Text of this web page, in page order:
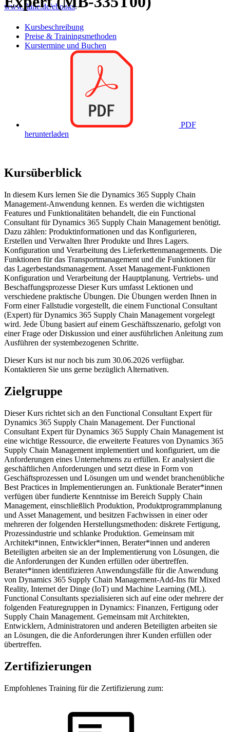
www.flane.de/ebooks.
Kursbeschreibung
Preise & Trainingsmethoden
Kurstermine und Buchen
PDF
herunterladen
Kursüberblick
In diesem Kurs lernen Sie die Dynamics 365 Supply Chain
Management-Anwendung kennen. Es werden die wichtigsten
Features und Funktionalitäten behandelt, die ein Functional
Consultant für Dynamics 365 Supply Chain Management benötigt.
Dazu zählen: Produktinformationen und das Konfigurieren,
Erstellen und Verwalten Ihrer Produkte und Ihres Lagers.
Konfiguration und Verarbeitung des Lieferkettenmanagements. Die
Funktionen für das Transportmanagement und die Funktionen für
das Lagerbestandsmanagement. Asset Management-Funktionen
Konfiguration und Verarbeitung der Hauptplanung. Vertriebs- und
Beschaffungsprozesse Dieser Kurs umfasst Lektionen und
verschiedene praktische Übungen. Die Übungen werden Ihnen in
Form einer Fallstudie vorgestellt, die einem Functional Consultant
(Expert) für Dynamics 365 Supply Chain Management vorgelegt
wird. Jede Übung basiert auf einem Geschäftsszenario, gefolgt von
einer Frage oder Diskussion und einer ausführlichen Anleitung zum
Ausführen der systembezogenen Schritte.
Dieser Kurs ist nur noch bis zum 30.06.2026 verfügbar.
Kontaktieren Sie uns gerne bezüglich Alternativen.
Zielgruppe
Dieser Kurs richtet sich an den Functional Consultant Expert für
Dynamics 365 Supply Chain Management. Der Functional
Consultant Expert für Dynamics 365 Supply Chain Management ist
eine wichtige Ressource, die erweiterte Features von Dynamics 365
Supply Chain Management implementiert und konfiguriert, um die
Anforderungen eines Unternehmens zu erfüllen. Er analysiert die
geschäftlichen Anforderungen und setzt diese in Form von
Geschäftsprozessen und Lösungen um und wendet branchenübliche
Best Practices in Implementierungen an. Funktionale Berater*innen
verfügen über fundierte Kenntnisse im Bereich Supply Chain
Management, einschließlich Produktion, Produktprogrammplanung
und Asset Management, und besitzen Fachwissen in einer oder
mehreren der folgenden Herstellungsmethoden: diskrete Fertigung,
Prozessindustrie und schlanke Produktion. Gemeinsam mit
Architekt*innen, Entwickler*innen, Berater*innen und anderen
Beteiligten arbeiten sie an der Implementierung von Lösungen, die
die Anforderungen der Kunden erfüllen oder übertreffen.
Berater*innen identifizieren Anwendungsfälle für die Anwendung
von Dynamics 365 Supply Chain Management-Add-Ins für Mixed
Reality, Internet der Dinge (IoT) und Machine Learning (ML).
Functional Consultants spezialisieren sich auf eine oder mehrere der
folgenden Featuregruppen in Dynamics: Finanzen, Fertigung oder
Supply Chain Management. Gemeinsam mit Architekten,
Entwicklern, Administratoren und anderen Beteiligten arbeiten sie
an Lösungen, die die Anforderungen ihrer Kunden erfüllen oder
übertreffen.
Zertifizierungen
Empfohlenes Training für die Zertifizierung zum: